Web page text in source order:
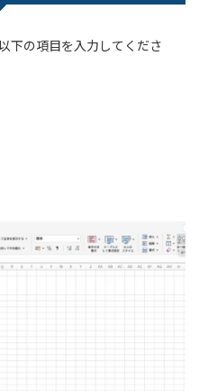
下の項目を入力してくださ